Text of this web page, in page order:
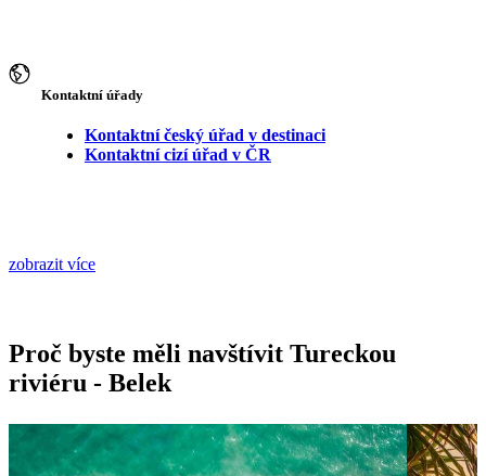
Kontaktní úřady
Kontaktní český úřad v destinaci
Kontaktní cizí úřad v ČR
zobrazit více
Proč byste měli navštívit Tureckou
riviéru - Belek